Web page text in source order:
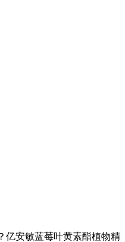
亿安敏蓝莓叶黄素酯植物精